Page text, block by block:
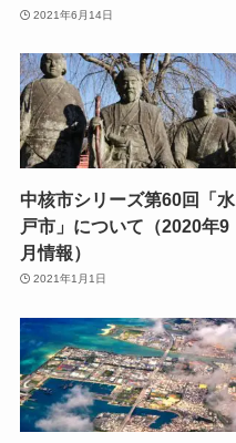
2021年6月14日
中核市シリーズ第60回「水
戸市」について（2020年9
月情報）
2021年1月1日